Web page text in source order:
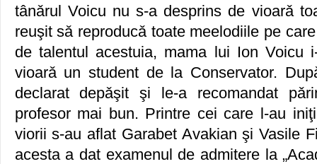
tânǎrul Voicu nu s-a desprins de vioarǎ
reuşit sǎ reproducǎ toate meelodiile pe
de talentul acestuia, mama lui Ion Voicu
vioarǎ un student de la Conservator.
declarat depǎşit şi le-a recomandat
profesor mai bun. Printre cei care l-au
viorii s-au aflat Garabet Avakian şi Vasile
acesta a dat examenul de admitere la